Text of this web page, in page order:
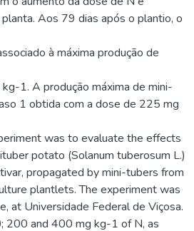
Aos 79 dias após o plantio, o
à máxima produção de
1. A produção máxima de mini-
1 obtida com a dose de 225 mg
was to evaluate the effects
potato (Solanum tuberosum L.)
propagated by mini-tubers from
plantlets. The experiment was
at Universidade Federal de Viçosa.
200 and 400 mg kg-1 of N, as